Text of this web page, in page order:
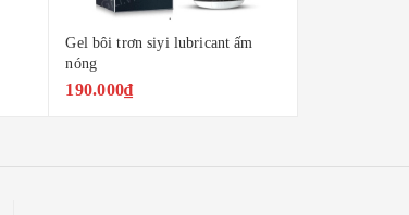
Gel bôi trơn siyi lubricant ấm
nóng
190.000₫